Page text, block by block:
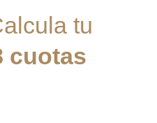
tu
cuotas